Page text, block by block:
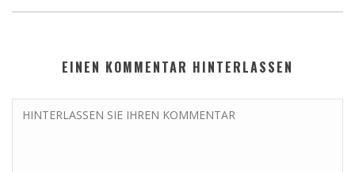
EINEN KOMMENTAR HINTERLASSEN